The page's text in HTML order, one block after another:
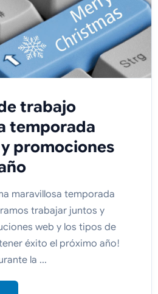
trabajo
temporada
promociones
maravillosa temporada
trabajar juntos y
web y los tipos de
éxito el próximo año!
la ...